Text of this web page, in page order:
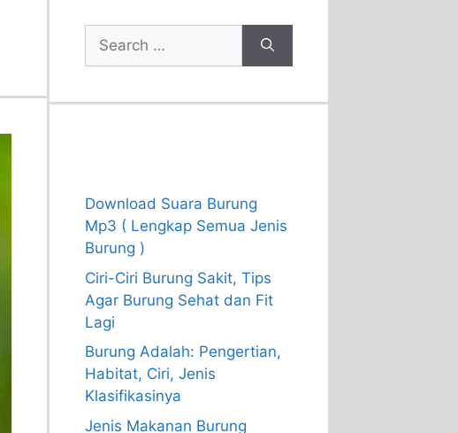
Search
for:
Download Suara Burung
Mp3 ( Lengkap Semua Jenis
Burung )
Ciri-Ciri Burung Sakit, Tips
Agar Burung Sehat dan Fit
Lagi
Burung Adalah: Pengertian,
Habitat, Ciri, Jenis
Klasifikasinya
Jenis Makanan Burung